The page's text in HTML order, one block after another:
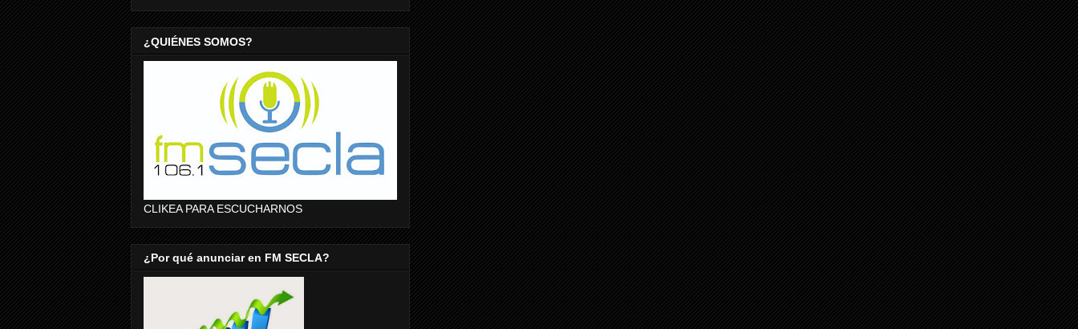
¿QUIÉNES SOMOS?
CLIKEA PARA ESCUCHARNOS
¿Por qué anunciar en FM SECLA?